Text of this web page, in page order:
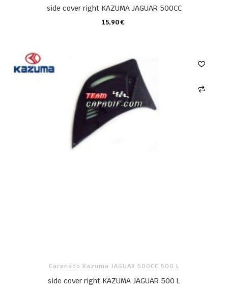
side cover right KAZUMA JAGUAR 500CC
15,90 €
CARRO
Carenado Kazuma JAGUAR 500CC 500 L
side cover right KAZUMA JAGUAR 500 L